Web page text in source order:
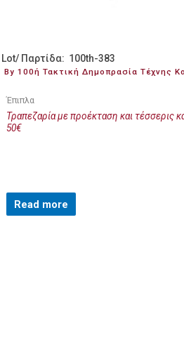
Lot/ Παρτίδα: 100th-383
By 100ή Τακτική Δημοπρασία Τέχνης
Έπιπλα
Τραπεζαρία με προέκταση και τέσσερις
50€
Read more